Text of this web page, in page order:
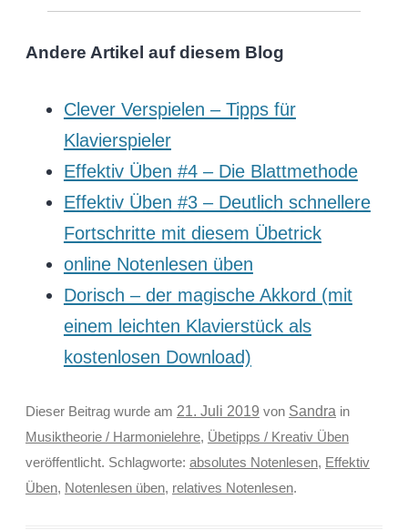
Andere Artikel auf diesem Blog
Clever Verspielen – Tipps für
Klavierspieler
Effektiv Üben #4 – Die Blattmethode
Effektiv Üben #3 – Deutlich schnellere
Fortschritte mit diesem Übetrick
online Notenlesen üben
Dorisch – der magische Akkord (mit
einem leichten Klavierstück als
kostenlosen Download)
Dieser Beitrag wurde am 21. Juli 2019 von Sandra in
Musiktheorie / Harmonielehre, Übetipps / Kreativ Üben
veröffentlicht. Schlagworte: absolutes Notenlesen, Effektiv
Üben, Notenlesen üben, relatives Notenlesen.